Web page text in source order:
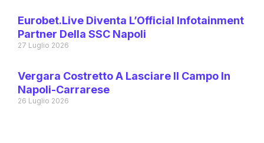
Eurobet.live Diventa L’Official Infotainment
Partner Della SSC Napoli
27 Luglio 2026
Vergara Costretto A Lasciare Il Campo In
Napoli-Carrarese
26 Luglio 2026